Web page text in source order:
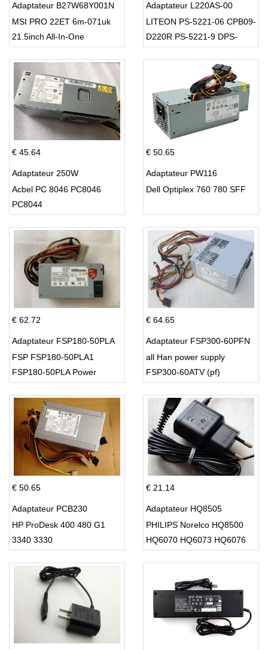
Adaptateur B27W68Y001N
MSI PRO 22ET 6m-071uk
21.5inch All-In-One
Adaptateur L220AS-00
LITEON PS-5221-06 CPB09-
D220R PS-5221-9 DPS-
€ 45.64
Adaptateur 250W
Acbel PC 8046 PC8046
PC8044
€ 50.65
Adaptateur PW116
Dell Optiplex 760 780 SFF
€ 62.72
Adaptateur FSP180-50PLA
FSP FSP180-50PLA1
FSP180-50PLA Power
€ 64.65
Adaptateur FSP300-60PFN
all Han power supply
FSP300-60ATV (pf)
€ 50.65
Adaptateur PCB230
HP ProDesk 400 480 G1
3340 3330
€ 21.14
Adaptateur HQ8505
PHILIPS Norelco HQ8500
HQ6070 HQ6073 HQ6076